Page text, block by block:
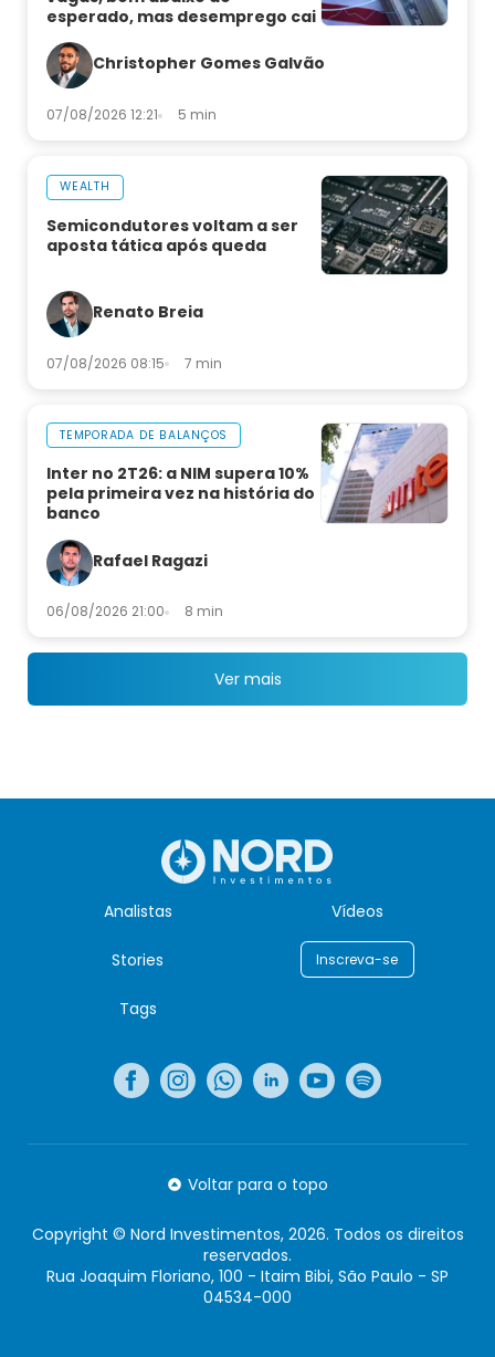
esperado, mas desemprego cai
Christopher Gomes Galvão
07/08/2026 12:21 5 min
WEALTH
Semicondutores voltam a ser
aposta tática após queda
Renato Breia
07/08/2026 08:15 7 min
TEMPORADA DE BALANÇOS
Inter no 2T26: a NIM supera 10%
pela primeira vez na história do
banco
Rafael Ragazi
06/08/2026 21:00 8 min
Ver mais
Analistas Vídeos
Stories Inscreva-se
Tags
Voltar para o topo
Copyright © Nord Investimentos, 2026. Todos os direitos
reservados.
Rua Joaquim Floriano, 100 - Itaim Bibi, São Paulo - SP
04534-000